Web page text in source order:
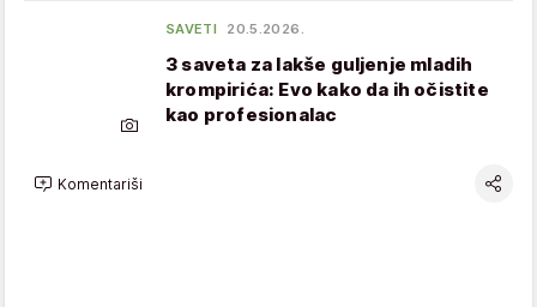
SAVETI 20.5.2026.
3 saveta za lakše guljenje mladih
krompirića: Evo kako da ih očistite
kao profesionalac
Komentariši